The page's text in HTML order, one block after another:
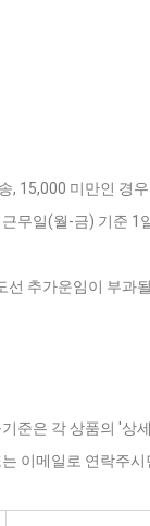
, 15,000 미만인 경
무일(월-금) 기준
선 추가운임이 부과
준은 각 상품의 '상
이메일로 연락주